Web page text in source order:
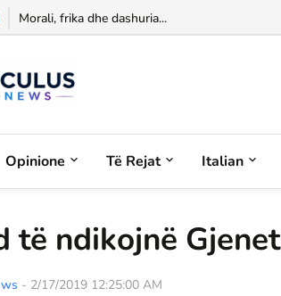
Morali, frika dhe dashuria...
Opinione Të Rejat Italian
të ndikojnë
- 2/17/2019 12:25:00 AM